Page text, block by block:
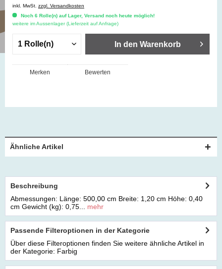
inkl. MwSt. zzgl. Versandkosten
Noch 6 Rolle(n) auf Lager, Versand noch heute möglich!
weitere im Aussenlager (Lieferzeit auf Anfrage)
In den Warenkorb
Merken Bewerten
Ähnliche Artikel
Beschreibung
Abmessungen: Länge: 500,00 cm Breite: 1,20 cm Höhe: 0,40
cm Gewicht (kg): 0,75...
mehr
Passende Filteroptionen in der Kategorie
Über diese Filteroptionen finden Sie weitere ähnliche Artikel in
der Kategorie: Farbig